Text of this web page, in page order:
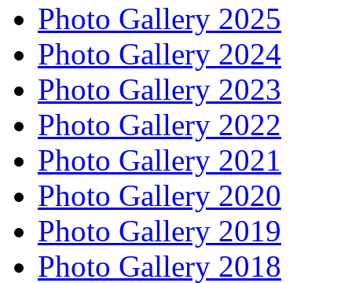
Photo Gallery 2025
Photo Gallery 2024
Photo Gallery 2023
Photo Gallery 2022
Photo Gallery 2021
Photo Gallery 2020
Photo Gallery 2019
Photo Gallery 2018